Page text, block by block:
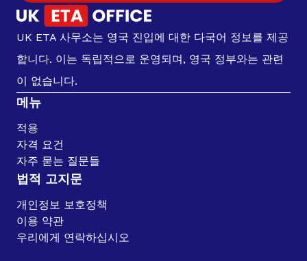
UK ETA 사무소는 영국 진입에 대한 다국어 정보를 제공
합니다. 이는 독립적으로 운영되며, 영국 정부와는 관련
이 없습니다.
메뉴
적용
자격 요건
자주 묻는 질문들
법적 고지문
개인정보 보호정책
이용 약관
우리에게 연락하십시오